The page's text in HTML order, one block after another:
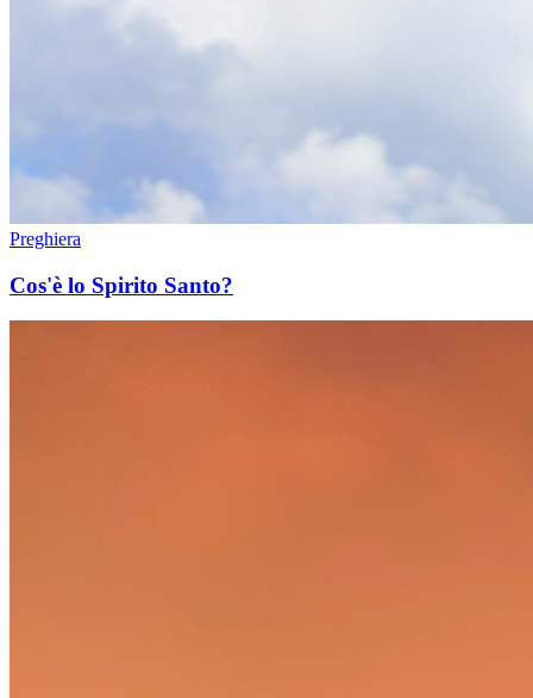
Preghiera
Cos'è lo Spirito Santo?